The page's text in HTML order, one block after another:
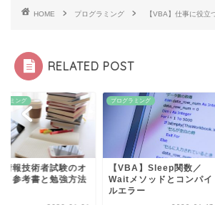
HOME プログラミング 【VBA】仕事に役立
RELATED POST
ラミング
情報技術者試験のオ
メ参考書と勉強方法
プログラミング
【VBA】Sleep関数／
Waitメソッドとコンパイ
ルエラー